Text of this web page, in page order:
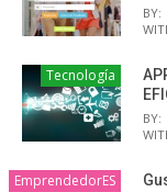
BY:
Tecnología
BY:
EmprendedorES